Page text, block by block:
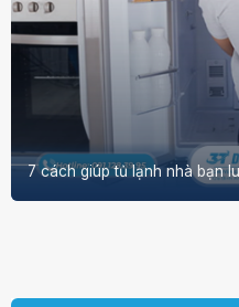
7 cách giúp tủ lạnh nhà bạn